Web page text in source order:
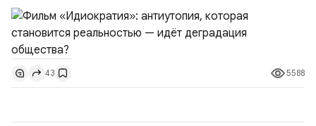
Вот только картина эта не о стремительном прогрессе
человечества, а о тотальной деградации людей. И
хватило для этого не отпущенные авторами фильма
500 лет, а всего пятнадцать… «Идиократия» (англ.
Idiocracy: от «идиот» + др.-греч. κράτος «власть») —
американ...
43 5588